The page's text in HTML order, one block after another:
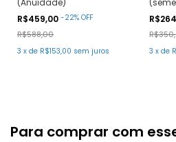
R$459,00 -22% OFF
R$588,00
3 x de R$153,00 sem juros 3 xde
Para comprar com